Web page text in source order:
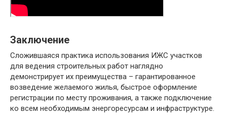
Заключение
Сложившаяся практика использования ИЖС участков
для ведения строительных работ наглядно
демонстрирует их преимущества – гарантированное
возведение желаемого жилья, быстрое оформление
регистрации по месту проживания, а также подключение
ко всем необходимым энергоресурсам и инфраструктуре.